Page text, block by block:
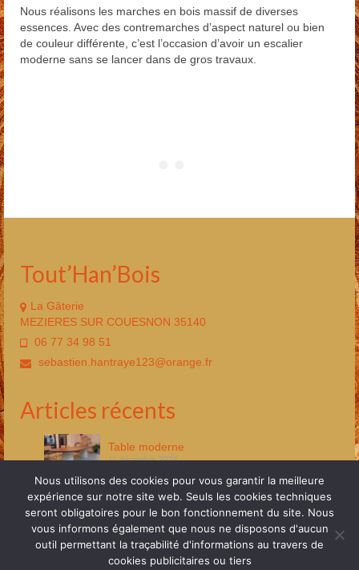
Nous réalisons les marches en bois massif de diverses
essences. Avec des contremarches d’aspect naturel ou bien
de couleur différente, c’est l’occasion d’avoir un escalier
moderne sans se lancer dans de gros travaux.
Tout’Han’Bois
La Gâterie
MEZIERES SUR COUESNON 35140
06 77 34 98 51
sebastien.hantraye123@orange.fr
Articles récents
Table moderne
11 décembre 2024
Aménagement bibliothèque
Plan de site RGPD
Nous utilisons des cookies pour vous garantir la meilleure
expérience sur notre site web. Seuls les cookies techniques
seront obligatoires pour le bon fonctionnement du site. Nous
vous informons également que nous ne disposons d'aucun
outil permettant la traçabilité d'informations au travers de
cookies publicitaires ou tiers